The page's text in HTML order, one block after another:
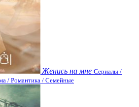
Женись на мне Сериалы /
/ Романтика / Семейные